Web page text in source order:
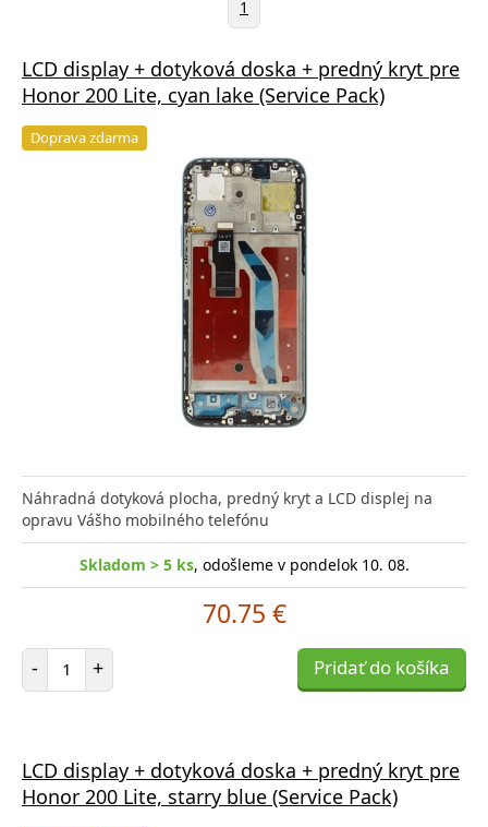
1
LCD display + dotyková doska + predný kryt pre
Honor 200 Lite, cyan lake (Service Pack)
Doprava zdarma
Náhradná dotyková plocha, predný kryt a LCD displej na
opravu Vášho mobilného telefónu
Skladom > 5 ks, odošleme v pondelok 10. 08.
70.75 €
- Počet položiek
+ Pridať do košíka
LCD display + dotyková doska + predný kryt pre
Honor 200 Lite, starry blue (Service Pack)